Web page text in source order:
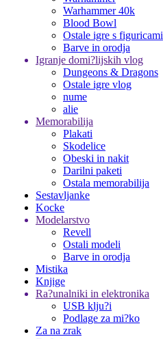
Warhammer 40k
Blood Bowl
Ostale igre s figuricami
Barve in orodja
Igranje domi?lijskih vlog
Dungeons & Dragons
Ostale igre vlog
nume
alie
Memorabilija
Plakati
Skodelice
Obeski in nakit
Darilni paketi
Ostala memorabilija
Sestavljanke
Kocke
Modelarstvo
Revell
Ostali modeli
Barve in orodja
Mistika
Knjige
Ra?unalniki in elektronika
USB klju?i
Podlage za mi?ko
Za na zrak